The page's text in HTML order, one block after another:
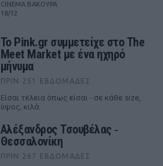
CINEMA ΒΑΚΟΥΡΑ
18/12
Το Pink.gr συμμετείχε στο The
Meet Market με ένα ηχηρό
μήνυμα
ΠΡΙΝ 251 ΕΒΔΟΜΆΔΕΣ
Είσαι τέλεια όπως είσαι - σε κάθε size,
ύψος, κιλά.
Αλέξανδρος Τσουβέλας ‑
Θεσσαλονίκη
ΠΡΙΝ 267 ΕΒΔΟΜΆΔΕΣ